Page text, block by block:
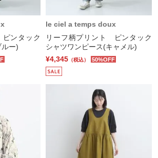
ンタック
ー)
le ciel a temps doux
リーフ柄プリント ピンタック
シャツワンピース(キャメル)
¥4,345 （税込） 50%OFF